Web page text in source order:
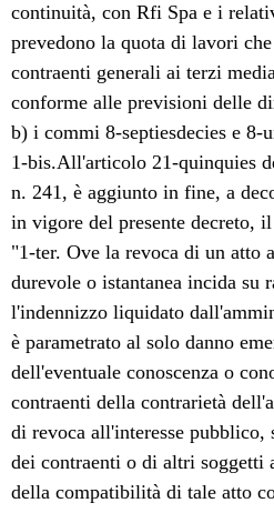
continuità, con Rfi Spa e i
prevedono la quota di lavori
contraenti generali ai terzi
conforme alle previsioni delle
b) i commi 8-septiesdecies e 8-
1-bis.All'articolo 21-quinquies
n. 241, è aggiunto in fine, a
in vigore del presente decreto,
"1-ter. Ove la revoca di un atto
durevole o istantanea incida su
l'indennizzo liquidato
è parametrato al solo danno
dell'eventuale conoscenza o
contraenti della contrarietà
di revoca all'interesse pubblico,
dei contraenti o di altri soggetti
della compatibilità di tale atto